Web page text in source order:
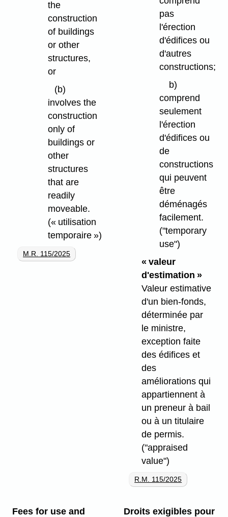
the
construction
of buildings
or other
structures,
or
(b)
involves the
construction
only of
buildings or
other
structures
that are
readily
moveable.
(« utilisation
temporaire »)
M.R. 115/2025
pas
l'érection
d'édifices ou
d'autres
constructions;
b)
comprend
seulement
l'érection
d'édifices ou
de
constructions
qui peuvent
être
déménagés
facilement.
("temporary
use")
« valeur
d'estimation »
Valeur estimative
d'un bien-fonds,
déterminée par
le ministre,
exception faite
des édifices et
des
améliorations qui
appartiennent à
un preneur à bail
ou à un titulaire
de permis.
("appraised
value")
R.M. 115/2025
Fees for use and
Droits exigibles pour